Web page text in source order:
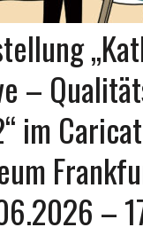
–
im
–